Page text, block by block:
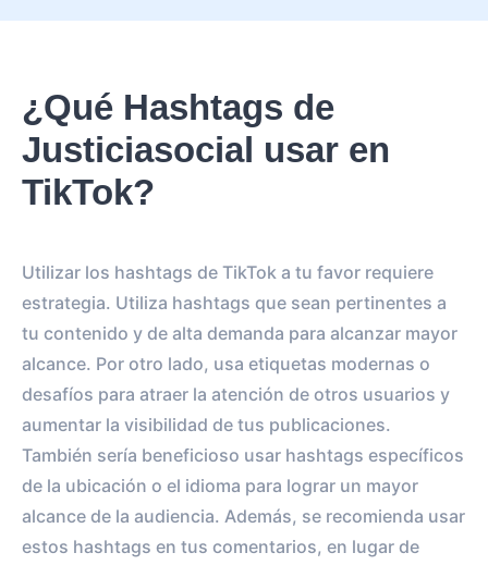
¿Qué Hashtags de
Justiciasocial usar en
TikTok?
Utilizar los hashtags de TikTok a tu favor requiere
estrategia. Utiliza hashtags que sean pertinentes a
tu contenido y de alta demanda para alcanzar mayor
alcance. Por otro lado, usa etiquetas modernas o
desafíos para atraer la atención de otros usuarios y
aumentar la visibilidad de tus publicaciones.
También sería beneficioso usar hashtags específicos
de la ubicación o el idioma para lograr un mayor
alcance de la audiencia. Además, se recomienda usar
estos hashtags en tus comentarios, en lugar de